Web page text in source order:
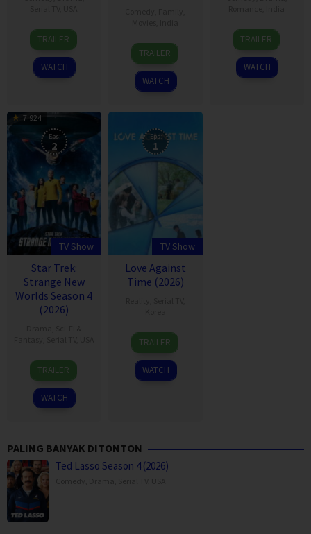
14
Aug
2020
Jason
Sudeikis
TRAILER
WATCH
19
Dec
2025
Siddhant
Raj
Singh
TRAILER
WATCH
24
Apr
2026
Prashant
Jha
TRAILER
WATCH
7.924
Eps:
2
TV Show
Star Trek:
Strange New
Worlds Season 4
(2026)
5
May
2022
Jenny
Lumet
TRAILER
WATCH
Eps:
1
TV Show
Love Against
Time (2026)
3
Aug
2026
송
현
민
TRAILER
WATCH
PALING BANYAK DITONTON
Ted Lasso Season 4 (2026)